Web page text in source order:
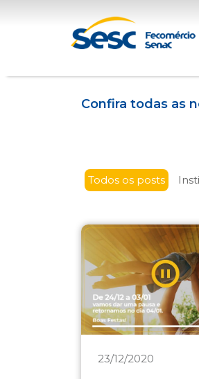
Confira todas as
Todos os posts
Institucional
23/12/2020